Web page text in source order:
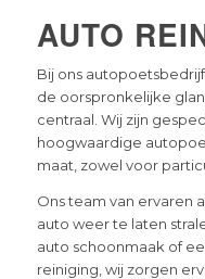
AUTO
Bij ons
de oorspronkelijke
centraal. Wij zijn
hoogwaardige
maat, zowel voor
Ons team van ervaren
auto weer te laten
auto schoonmaak of
reiniging, wij zorgen